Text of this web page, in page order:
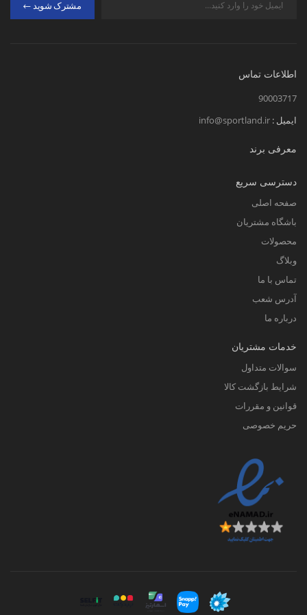
مشترک شوید
اطلاعات تماس
90003717
ایمیل : info@sportland.ir
معرفی برند
دسترسی سریع
صفحه اصلی
باشگاه مشتریان
محصولات
وبلاگ
تماس با ما
آدرس شعب
درباره ما
خدمات مشتریان
سوالات متداول
شرایط بازگشت کالا
قوانین و مقررات
حریم خصوصی